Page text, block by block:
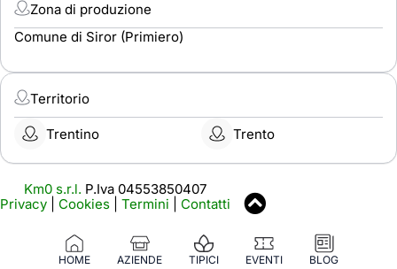
HOME AZIENDE TIPICI EVENTI BLOG
Zona di produzione
Comune di Siror (Primiero)
Territorio
Trentino Trento
Km0 s.r.l. P.Iva 04553850407
Privacy
Cookies Termini Contatti